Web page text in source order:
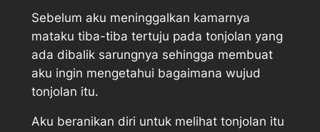
Sebelum aku meninggalkan kamarnya
mataku tiba-tiba tertuju pada tonjolan yang
ada dibalik sarungnya sehingga membuat
aku ingin mengetahui bagaimana wujud
tonjolan itu.
Aku beranikan diri untuk melihat tonjolan itu